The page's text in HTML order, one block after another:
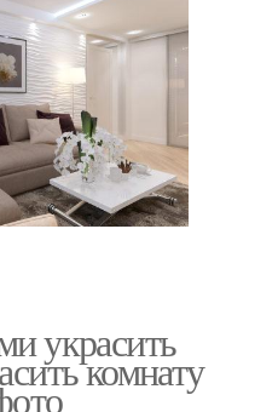
украсить
комнату